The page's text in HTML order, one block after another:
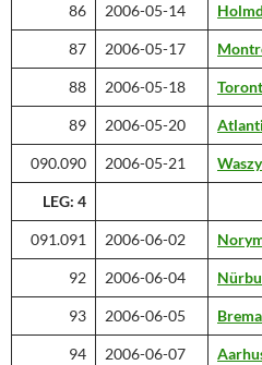
86 2006-05-14
87 2006-05-17
88 2006-05-18
89 2006-05-20
090.090 2006-05-21
LEG: 4
091.091 2006-06-02
92 2006-06-04
93 2006-06-05 Brema
94 2006-06-07